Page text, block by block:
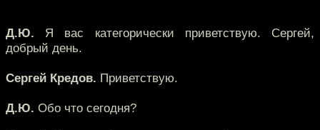
Д.Ю. Я вас категорически приветствую. Сергей,
добрый день.
Сергей Кредов. Приветствую.
Д.Ю. Обо что сегодня?